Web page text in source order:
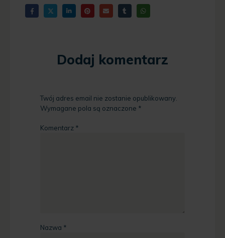
Dodaj komentarz
Twój adres email nie zostanie opublikowany.
Wymagane pola są oznaczone *
Komentarz *
Nazwa *